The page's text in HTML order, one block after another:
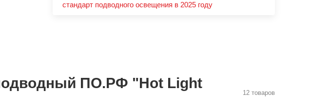
стандарт подводного освещения в 2025 году
ПО.РФ "Hot Light
12 товаров